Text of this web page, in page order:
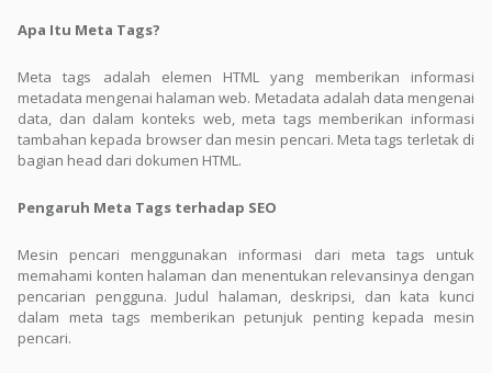
Apa Itu Meta Tags?
Meta tags adalah elemen HTML yang memberikan informasi
metadata mengenai halaman web. Metadata adalah data mengenai
data, dan dalam konteks web, meta tags memberikan informasi
tambahan kepada browser dan mesin pencari. Meta tags terletak di
bagian head dari dokumen HTML.
Pengaruh Meta Tags terhadap SEO
Mesin pencari menggunakan informasi dari meta tags untuk
memahami konten halaman dan menentukan relevansinya dengan
pencarian pengguna. Judul halaman, deskripsi, dan kata kunci
dalam meta tags memberikan petunjuk penting kepada mesin
pencari.